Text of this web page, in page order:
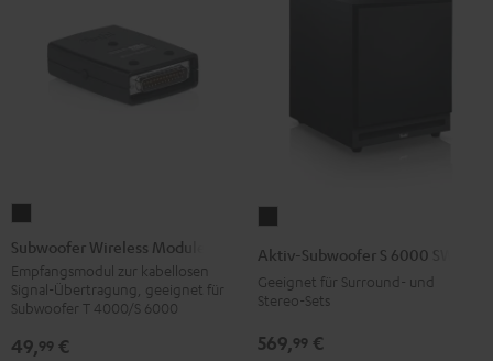
Wireless
Module
Schwarz
Version
Subwoofer Wireless Module
Empfangsmodul zur kabellosen
Signal-Übertragung, geeignet für
Subwoofer T 4000/S 6000
49,99 €
Subwoofer
6000
Schwarz
Aktiv-Subwoofer S 6000 SW
Geeignet für Surround- und
Stereo-Sets
569,99 €